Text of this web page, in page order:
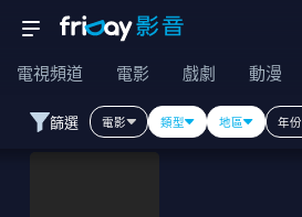
電視頻道 電影 戲劇 動漫
篩選 電影 類型 地區 年份